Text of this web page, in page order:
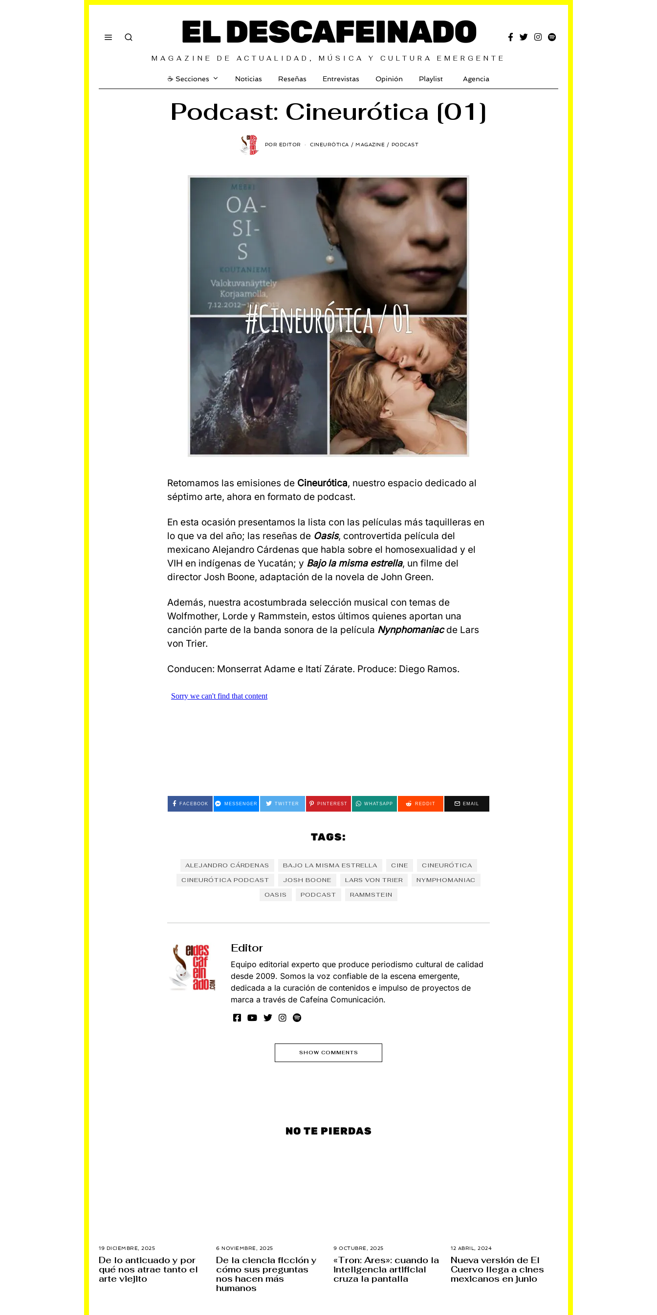
EL DESCAFEINADO
MAGAZINE DE ACTUALIDAD, MÚSICA Y CULTURA EMERGENTE
☕️ Secciones Noticias Reseñas Entrevistas Opinión Playlist Agencia
Podcast: Cineurótica [01]
POR EDITOR CINEURÓTICA / MAGAZINE / PODCAST
Retomamos las emisiones de Cineurótica, nuestro espacio dedicado al
séptimo arte, ahora en formato de podcast.
En esta ocasión presentamos la lista con las películas más taquilleras en
lo que va del año; las reseñas de Oasis, controvertida película del
mexicano Alejandro Cárdenas que habla sobre el homosexualidad y el
VIH en indígenas de Yucatán; y Bajo la misma estrella, un filme del
director Josh Boone, adaptación de la novela de John Green.
Además, nuestra acostumbrada selección musical con temas de
Wolfmother, Lorde y Rammstein, estos últimos quienes aportan una
canción parte de la banda sonora de la película Nynphomaniacde Lars
von Trier.
Conducen: Monserrat Adame e Itatí Zárate. Produce: Diego Ramos.
FACEBOOK MESSENGER TWITTER PINTEREST WHATSAPP REDDIT EMAIL
TAGS:
ALEJANDRO CÁRDENAS BAJO LA MISMA ESTRELLA CINE
CINEURÓTICA
CINEURÓTICA PODCAST
JOSH BOONE LARS VON TRIER
NYMPHOMANIAC
OASIS
PODCAST RAMMSTEIN
Editor
Equipo editorial experto que produce periodismo cultural de calidad
desde 2009. Somos la voz confiable de la escena emergente,
dedicada a la curación de contenidos e impulso de proyectos de
marca a través de Cafeína Comunicación.
SHOW COMMENTS
NO TE PIERDAS
19 DICIEMBRE, 2025
D
I
De lo anticuado y por
qué nos atrae tanto el
arte viejito
6 NOVIEMBRE, 2025
D
I
C
I
De la ciencia ficción y
cómo sus preguntas
nos hacen más
humanos
9 OCTUBRE, 2025
O
V
E
«Tron: Ares»: cuando la
inteligencia artificial
cruza la pantalla
12 ABRIL, 2024
A
B
I
Nueva versión de El
Cuervo llega a cines
mexicanos en junio